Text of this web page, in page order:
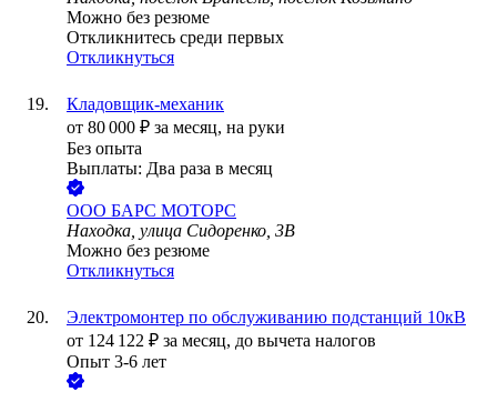
Можно без резюме
Откликнитесь среди первых
Откликнуться
Кладовщик-механик
от 80 000 ₽ за месяц, на руки
Без опыта
Выплаты: Два раза в месяц
ООО БАРС МОТОРС
Находка, улица Сидоренко, 3В
Можно без резюме
Откликнуться
Электромонтер по обслуживанию подстанций 10кВ
от 124 122 ₽ за месяц, до вычета налогов
Опыт 3-6 лет